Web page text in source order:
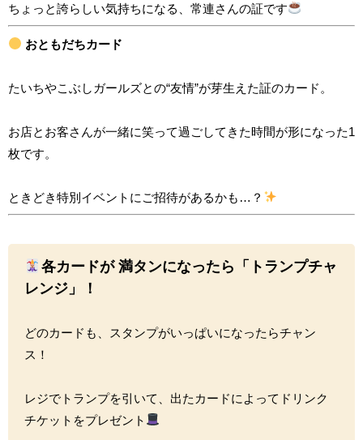
ちょっと誇らしい気持ちになる、常連さんの証です
おともだちカード
たいちやこぶしガールズとの“友情”が芽生えた証のカード。
お店とお客さんが一緒に笑って過ごしてきた時間が形になった1
枚です。
ときどき特別イベントにご招待があるかも…？
各カードが 満タンになったら「トランプチャ
レンジ」！
どのカードも、スタンプがいっぱいになったらチャン
ス！
レジでトランプを引いて、出たカードによってドリンク
チケットをプレゼント